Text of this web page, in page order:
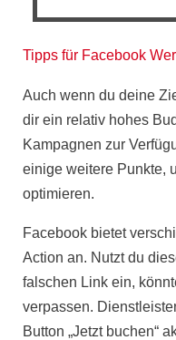
Tipps für Facebook
Auch wenn du deine
dir ein relativ hohes
Kampagnen zur
einige weitere Punkte,
optimieren.
Facebook bietet
Action an. Nutzt du
falschen Link ein,
verpassen.
Button „Jetzt buchen“